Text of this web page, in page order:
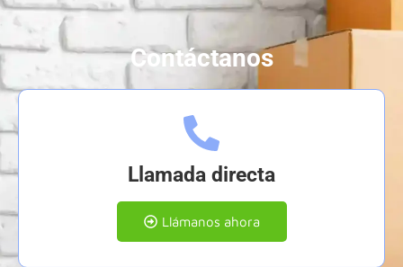
Contáctanos
Llamada directa
Llámanos ahora